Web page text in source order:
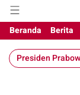
Beranda
Berita
Presiden